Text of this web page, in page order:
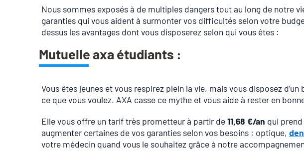
Nous sommes exposés à de multiples dangers tout au long de notre
garanties qui vous aident à surmonter vos difficultés selon votre
dessus les avantages dont vous disposerez selon qui vous êtes :
Mutuelle axa étudiants :
Vous êtes jeunes et vous respirez plein la vie, mais vous disposez
ce que vous voulez. AXA casse ce mythe et vous aide à rester en
Elle vous offre un tarif très prometteur à partir de11,68 €/an qui
augmenter certaines de vos garanties selon vos besoins : optique,
votre médecin quand vous le souhaitez grâce à notre